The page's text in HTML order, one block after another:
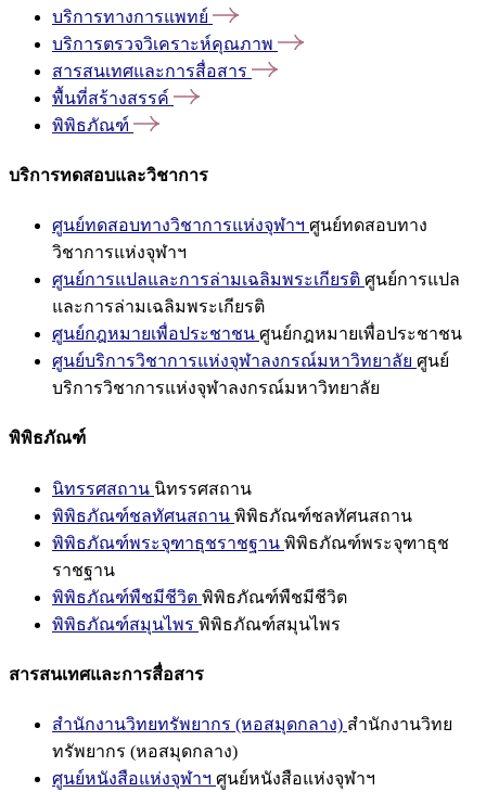
บริการทางการแพทย์
บริการตรวจวิเคราะห์คุณภาพ
สารสนเทศและการสื่อสาร
พื้นที่สร้างสรรค์
พิพิธภัณฑ์
บริการทดสอบและวิชาการ
ศูนย์ทดสอบทางวิชาการแห่งจุฬาฯ ศูนย์ทดสอบทาง
วิชาการแห่งจุฬาฯ
ศูนย์การแปลและการล่ามเฉลิมพระเกียรติ ศูนย์การแปล
และการล่ามเฉลิมพระเกียรติ
ศูนย์กฎหมายเพื่อประชาชน ศูนย์กฎหมายเพื่อประชาชน
ศูนย์บริการวิชาการแห่งจุฬาลงกรณ์มหาวิทยาลัย ศูนย์
บริการวิชาการแห่งจุฬาลงกรณ์มหาวิทยาลัย
พิพิธภัณฑ์
นิทรรศสถาน นิทรรศสถาน
พิพิธภัณฑ์ชลทัศนสถาน พิพิธภัณฑ์ชลทัศนสถาน
พิพิธภัณฑ์พระจุฑาธุชราชฐาน พิพิธภัณฑ์พระจุฑาธุช
ราชฐาน
พิพิธภัณฑ์พืชมีชีวิต พิพิธภัณฑ์พืชมีชีวิต
พิพิธภัณฑ์สมุนไพร พิพิธภัณฑ์สมุนไพร
สารสนเทศและการสื่อสาร
สำนักงานวิทยทรัพยากร (หอสมุดกลาง) สำนักงานวิทย
ทรัพยากร (หอสมุดกลาง)
ศูนย์หนังสือแห่งจุฬาฯ ศูนย์หนังสือแห่งจุฬาฯ